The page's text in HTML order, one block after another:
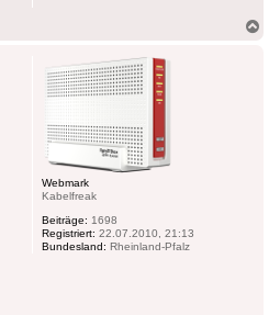
Webmark
Kabelfreak
Beiträge: 1698
Registriert: 22.07.2010, 21:13
Bundesland: Rheinland-Pfalz